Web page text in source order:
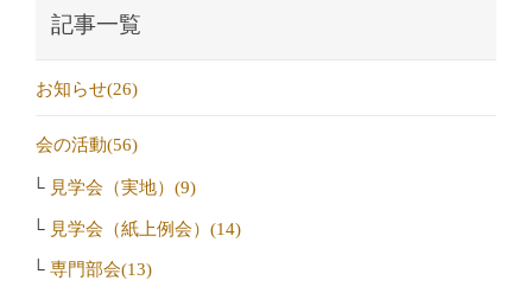
記事一覧
お知らせ(26)
会の活動(56)
見学会（実地）(9)
見学会（紙上例会）(14)
専門部会(13)